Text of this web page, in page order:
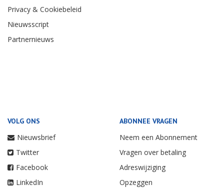
Privacy & Cookiebeleid
Nieuwsscript
Partnernieuws
VOLG ONS
Nieuwsbrief
Twitter
Facebook
LinkedIn
ABONNEE VRAGEN
Neem een Abonnement
Vragen over betaling
Adreswijziging
Opzeggen